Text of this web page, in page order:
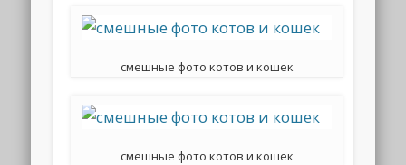
смешные фото котов и кошек
смешные фото котов и кошек